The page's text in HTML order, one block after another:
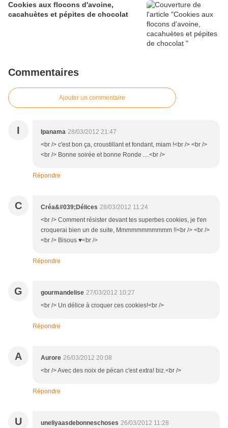
Cookies aux flocons d'avoine,
cacahuètes et pépites de chocolat
Commentaires
Ajouter un commentaire
I Ipanama 28/03/2012 21:47
<br /> c'est bon ça, croustillant et fondant, miam !<br /> <br />
<br /> Bonne soirée et bonne Ronde ....<br />
Répondre
C Créa&#039;Délices 28/03/2012 11:24
<br /> Comment résister devant tes superbes cookies, je t'en
croquerai bien un de suite, Mmmmmmmmmmm !!<br /> <br />
<br /> Bisous ♥<br />
Répondre
G gourmandelise 27/03/2012 10:27
<br /> Un délice à croquer ces cookies!<br />
Répondre
A Aurore 26/03/2012 20:08
<br /> Avec des noix de pécan c'est extra! biz.<br />
Répondre
U uneliyaasdebonneschoses 26/03/2012 11:28